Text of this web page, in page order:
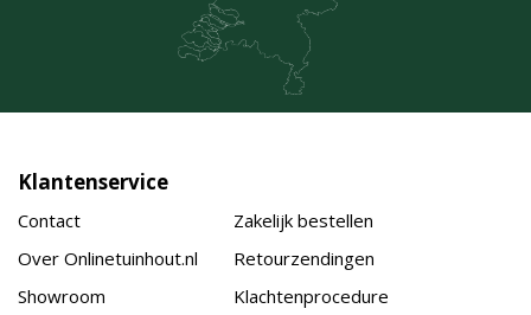
Klantenservice
Contact
Over Onlinetuinhout.nl
Showroom
Zakelijk bestellen
Retourzendingen
Klachtenprocedure